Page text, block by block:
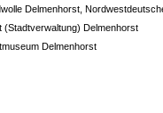
Delmenhorst,
(Stadtverwaltung) Delmenhorst
Delmenhorst